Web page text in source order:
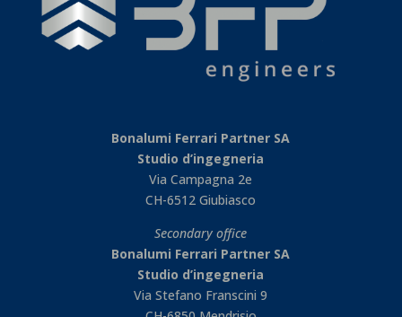
Bonalumi Ferrari Partner SA
Studio d’ingegneria
Via Campagna 2e
CH-6512 Giubiasco
Secondary office
Bonalumi Ferrari Partner SA
Studio d’ingegneria
Via Stefano Franscini 9